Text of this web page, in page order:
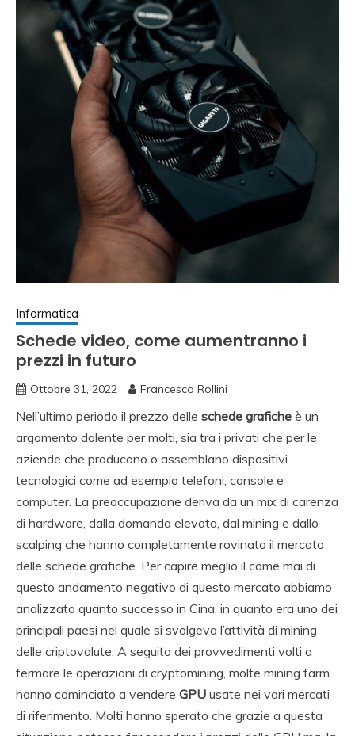
Informatica
Schede video, come aumentranno i
prezzi in futuro
Ottobre 31, 2022 Francesco Rollini
Nell’ultimo periodo il prezzo delle schede grafiche è un
argomento dolente per molti, sia tra i privati che per le
aziende che producono o assemblano dispositivi
tecnologici come ad esempio telefoni, console e
computer. La preoccupazione deriva da un mix di carenza
di hardware, dalla domanda elevata, dal mining e dallo
scalping che hanno completamente rovinato il mercato
delle schede grafiche. Per capire meglio il come mai di
questo andamento negativo di questo mercato abbiamo
analizzato quanto successo in Cina, in quanto era uno dei
principali paesi nel quale si svolgeva l’attività di mining
delle criptovalute. A seguito dei provvedimenti volti a
fermare le operazioni di cryptomining, molte mining farm
hanno cominciato a vendere GPU usate nei vari mercati
di riferimento. Molti hanno sperato che grazie a questa